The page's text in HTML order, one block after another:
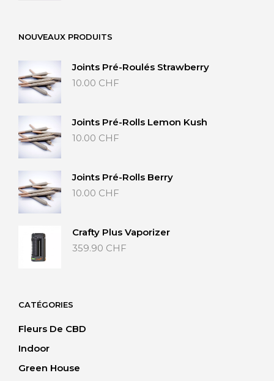
NOUVEAUX PRODUITS
Joints Pré-Roulés Strawberry
10.00 CHF
Joints Pré-Rolls Lemon Kush
10.00 CHF
Joints Pré-Rolls Berry
10.00 CHF
Crafty Plus Vaporizer
359.90 CHF
CATÉGORIES
Fleurs De CBD
Indoor
Green House